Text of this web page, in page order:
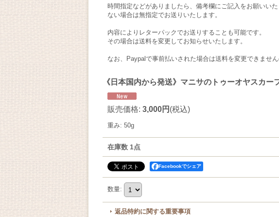
時間指定などがありましたら、備考欄にご記入をお願いいた
ない場合は無指定でお送りいたします。
内容によりレターパックでお送りすることも可能です。
その場合は送料を変更してお知らせいたします。
なお、Paypalで事前払いされた場合は送料を変更できませ
《日本国内から発送》マニサのトゥーオヤスカ
販売価格: 3,000円 (税込)
重み: 50g
在庫数 1点
Facebookでシェア
数量:
返品特約に関する重要事項